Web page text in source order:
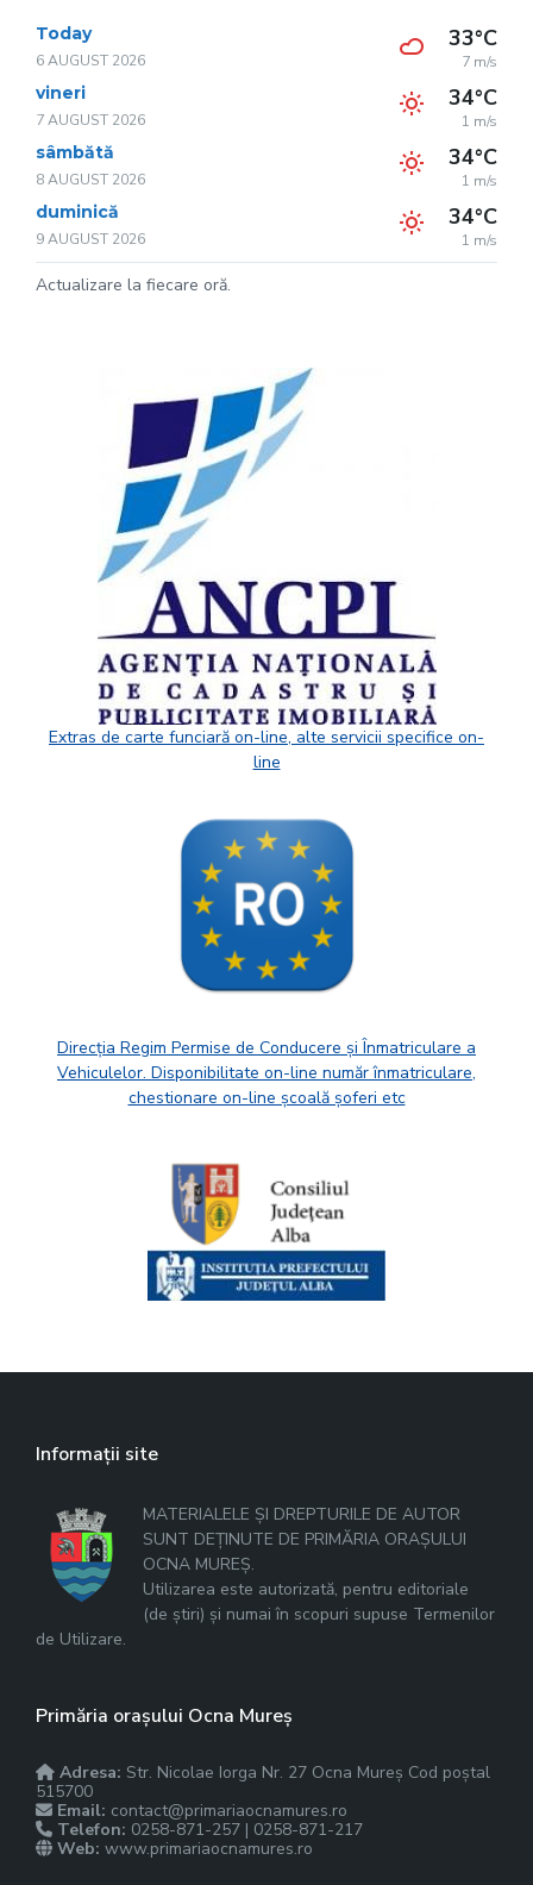
Today
6 AUGUST 2026
33°C
7 m/s
vineri
7 AUGUST 2026
34°C
1 m/s
sâmbătă
8 AUGUST 2026
34°C
1 m/s
duminică
9 AUGUST 2026
34°C
1 m/s
Actualizare la fiecare oră.
Extras de carte funciară on-line, alte servicii specifice on-
line
Direcția Regim Permise de Conducere și Înmatriculare a
Vehiculelor. Disponibilitate on-line număr înmatriculare,
chestionare on-line școală șoferi etc
Informații site
MATERIALELE ȘI DREPTURILE DE AUTOR
SUNT DEȚINUTE DE PRIMĂRIA ORAȘULUI
OCNA MUREȘ.
Utilizarea este autorizată, pentru editoriale
(de știri) și numai în scopuri supuse Termenilor
de Utilizare.
Primăria orașului Ocna Mureș
Adresa: Str. Nicolae Iorga Nr. 27 Ocna Mureș Cod poștal
515700
Email: contact@primariaocnamures.ro
Telefon: 0258-871-257 | 0258-871-217
Web: www.primariaocnamures.ro